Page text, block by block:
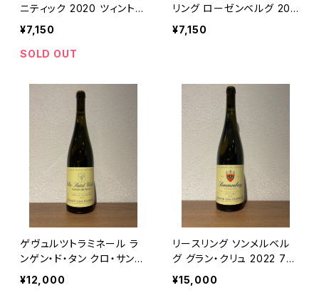
ニティック 2020 ツィント・
フンブレヒト 白ワイン アル
ザス 750ml
¥7,150
SOLD OUT
リング ローゼンベルグ 202
2 白ワイン アルザス 750ml
¥7,150
ゲヴュルツトラミネール ラ
ンゲン・ド・タン クロ・サンテ
ュルバン グラン・クリュ 201
9 750ml ツィント・フンブレ
¥12,000
リースリング ソンメルベル
グ グラン・クリュ 2022 75
0ml ツィント・フンブレヒト
¥15,000